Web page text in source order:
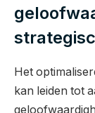
Het
kan leiden tot